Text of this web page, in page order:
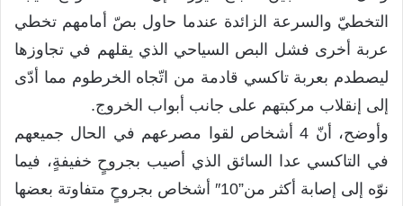
التخطيّ والسرعة الزائدة عندما حاول بصّ أمامهم تخطي
عربة أخرى فشل البص السياحي الذي يقلهم في تجاوزها
ليصطدم بعربة تاكسي قادمة من اتّجاه الخرطوم مما أدّى
إلى إنقلاب مركبتهم على جانب أبواب الخروج.
وأوضح، أنّ 4 أشخاص لقوا مصرعهم في الحال جميعهم
في التاكسي عدا السائق الذي أصيب بجروحٍ خفيفةٍ، فيما
نوّه إلى إصابة أكثر من”10″ أشخاص بجروحٍ متفاوتة بعضها